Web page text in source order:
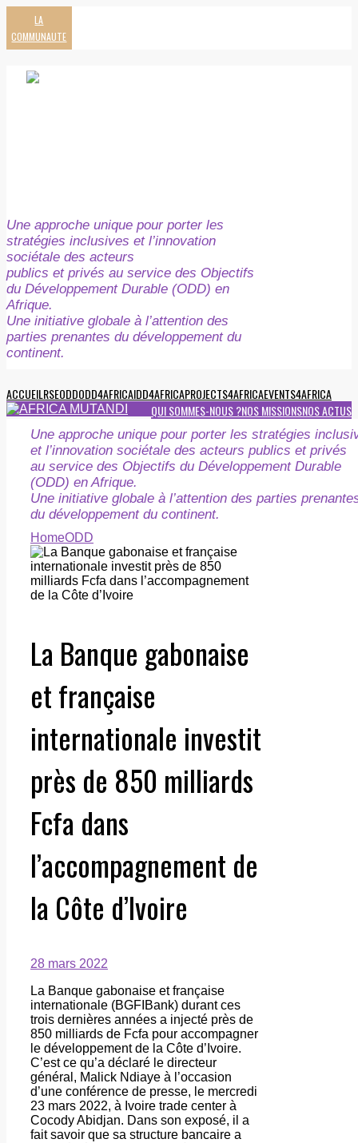
LA
COMMUNAUTE
Une approche unique pour porter les
stratégies inclusives et l’innovation
sociétale des acteurs
publics et privés au service des Objectifs
du Développement Durable (ODD) en
Afrique.
Une initiative globale à l’attention des
parties prenantes du développement du
continent.
ACCUEILRSEODDODD4AFRICAIDD4AFRICAPROJECTS4AFRICAEVENTS4AFRICA
NOS ACTUS
NOS MISSIONS
QUI SOMMES-NOUS ?
Une approche unique pour porter les stratégies
et l’innovation sociétale des acteurs publics et privés
au service des Objectifs du Développement Durable
(ODD) en Afrique.
Une initiative globale à l’attention des parties
du développement du continent.
HomeODD
La Banque gabonaise
et française
internationale investit
près de 850 milliards
Fcfa dans
l’accompagnement de
la Côte d’Ivoire
28 mars 2022
La Banque gabonaise et française
internationale (BGFIBank) durant ces
trois dernières années a injecté près de
850 milliards de Fcfa pour accompagner
le développement de la Côte d’Ivoire.
C’est ce qu’a déclaré le directeur
général, Malick Ndiaye à l’occasion
d’une conférence de presse, le mercredi
23 mars 2022, à Ivoire trade center à
Cocody Abidjan. Dans son exposé, il a
fait savoir que sa structure bancaire a